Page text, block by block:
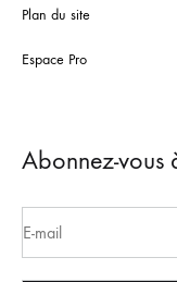
Plan du site
Espace Pro
Abonnez-vous